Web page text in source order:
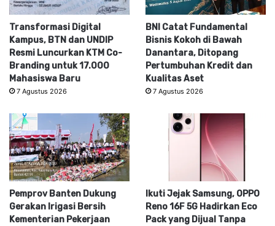
Transformasi Digital
Kampus, BTN dan UNDIP
Resmi Luncurkan KTM Co-
Branding untuk 17.000
Mahasiswa Baru
7 Agustus 2026
BNI Catat Fundamental
Bisnis Kokoh di Bawah
Danantara, Ditopang
Pertumbuhan Kredit dan
Kualitas Aset
7 Agustus 2026
Pemprov Banten Dukung
Gerakan Irigasi Bersih
Kementerian Pekerjaan
Ikuti Jejak Samsung, OPPO
Reno 16F 5G Hadirkan Eco
Pack yang Dijual Tanpa